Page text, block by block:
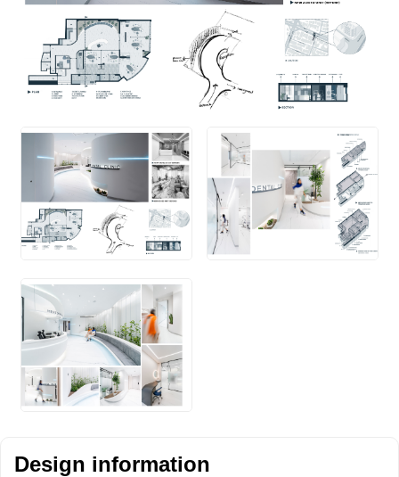
Design information